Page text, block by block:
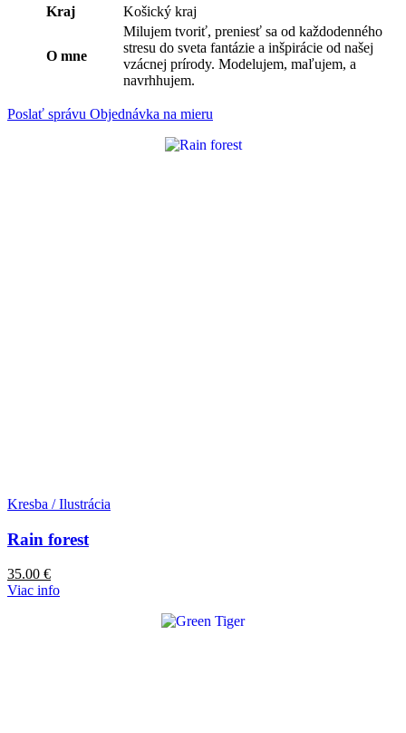
Kraj
Košický kraj
O mne
Milujem tvoriť, preniesť sa od každodenného
stresu do sveta fantázie a inšpirácie od našej
vzácnej prírody. Modelujem, maľujem, a
navrhhujem.
Poslať správu Objednávka na mieru
Kresba / Ilustrácia
Rain forest
35.00 €
Viac info